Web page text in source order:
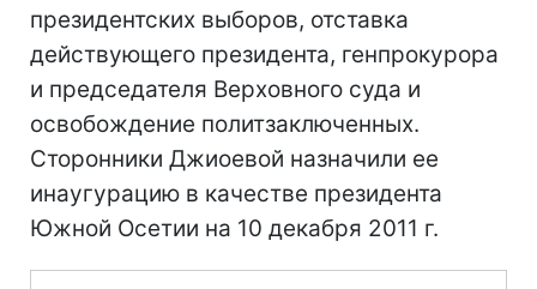
президентских выборов, отставка
действующего президента, генпрокурора
и председателя Верховного суда и
освобождение политзаключенных.
Сторонники Джиоевой назначили ее
инаугурацию в качестве президента
Южной Осетии на 10 декабря 2011 г.